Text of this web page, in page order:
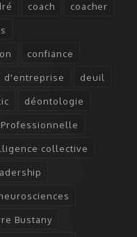
coach coacher
confiance
d'entreprise deuil
déontologie
collective
Bustany